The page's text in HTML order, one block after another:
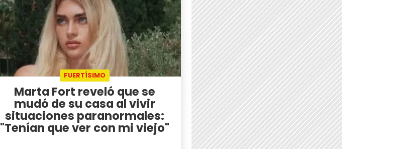
FUERTÍSIMO
Marta Fort reveló que se
mudó de su casa al vivir
situaciones paranormales:
"Tenían que ver con mi viejo"